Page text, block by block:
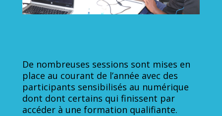
De nombreuses sessions sont mises en
place au courant de l’année avec des
participants sensibilisés au numérique
dont dont certains qui finissent par
accéder à une formation qualifiante.